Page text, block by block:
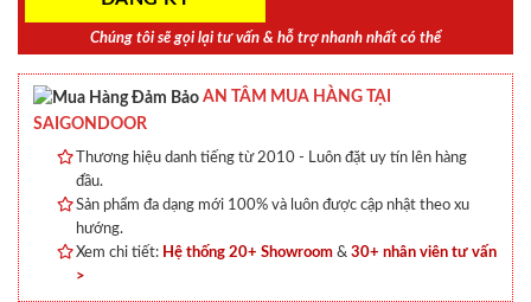
Chúng tôi sẽ gọi lại tư vấn & hỗ trợ nhanh nhất có thể
AN TÂM MUA HÀNG TẠI
SAIGONDOOR
Thương hiệu danh tiếng từ 2010 - Luôn đặt uy tín lên hàng
đầu.
Sản phẩm đa dạng mới 100% và luôn được cập nhật theo xu
hướng.
Xem chi tiết: Hệ thống 20+ Showroom & 30+ nhân viên tư vấn
>